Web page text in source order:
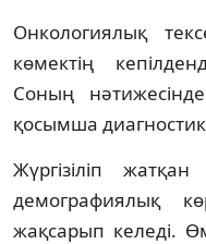
Онкологиялық
көмектің
Соның
қосымша
Жүргізіліп
демографиялық
жақсарып келеді.